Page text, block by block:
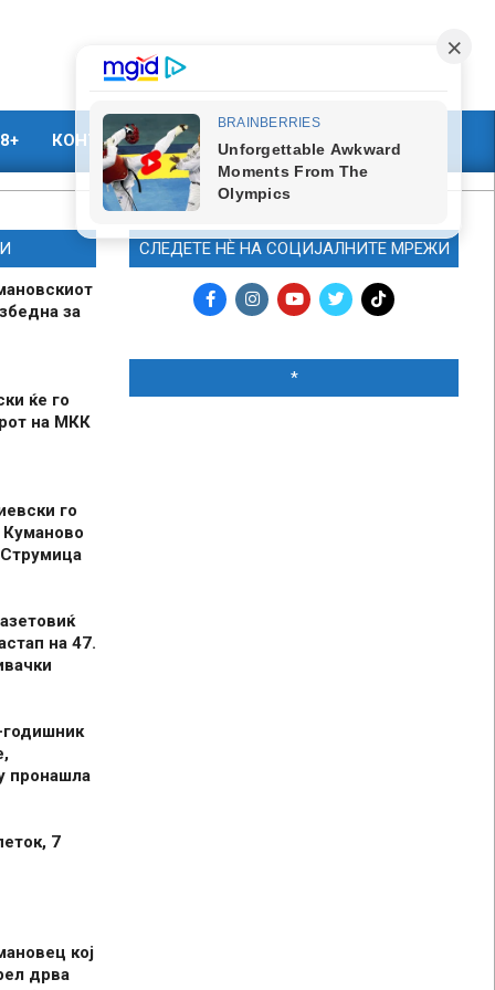
КОНТАКТ МАРКЕТИНГ
за
ќе го
на МКК
го
на 47.
пронашла
7
кој
дрва
СЛЕДЕТЕ НЀ НА СОЦИЈАЛНИТЕ МРЕЖИ
*